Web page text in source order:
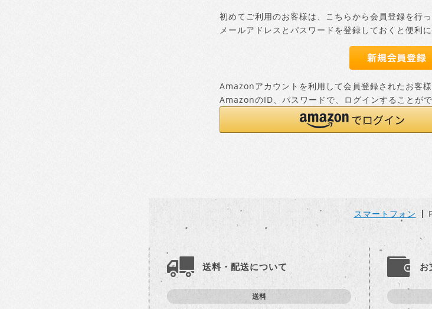
初めてご利用のお客様は、こちらから会員登録を行っ
メールアドレスとパスワードを登録しておくと便利
Amazonアカウントを利用して会員登録されたお客様
AmazonのID、パスワードで、ログインすることがで
スマートフォン
送料・配送について
送料
お